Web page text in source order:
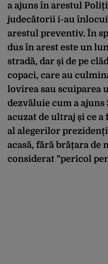
a ajuns în arestul
judecătorii i-au
arestul preventiv. În
dus în arest este un
stradă, dar și de pe
copaci, care au
lovirea sau scuiparea
dezvăluie cum a ajuns
acuzat de ultraj și ce
al alegerilor
acasă, fără brățara
considerat ”pericol